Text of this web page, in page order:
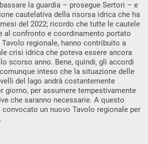
la guardia – prosegue Sertori – e
cautelativa della risorsa idrica che ha
del 2022; ricordo che tutte le cautele
al confronto e coordinamento portato
Tavolo regionale, hanno contribuito a
crisi idrica che poteva essere ancora
scorso anno. Bene, quindi, gli accordi
inteso che la situazione delle
del lago andrà costantemente
giorno, per assumere tempestivamente
che saranno necessarie. A questo
un nuovo Tavolo regionale per